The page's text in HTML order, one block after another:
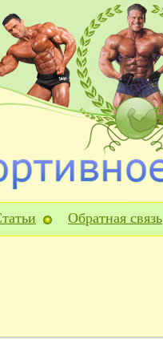
Обратная связь